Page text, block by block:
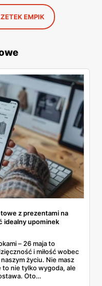
EMPIK
z prezentami na
idealny upominek
– 26 maja to
i miłość wobec
życiu. Nie masz
nie tylko wygoda, ale
Oto